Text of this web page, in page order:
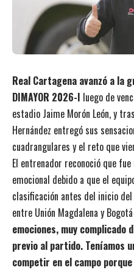
Real Cartagena avanzó a la
DIMAYOR 2026-I luego de
estadio Jaime Morón León, y
Hernández entregó sus
cuadrangulares y el reto que
El entrenador reconoció que
emocional debido a que el
clasificación antes del inicio
entre Unión Magdalena y Bogotá
emociones, muy
previo al partido. Teníamos
competir en el campo